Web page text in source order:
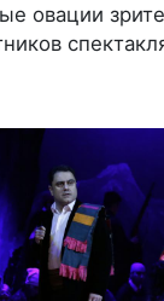
овации